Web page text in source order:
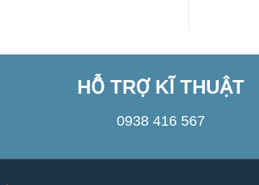
HỖ TRỢ KĨ THUẬT
0938 416 567